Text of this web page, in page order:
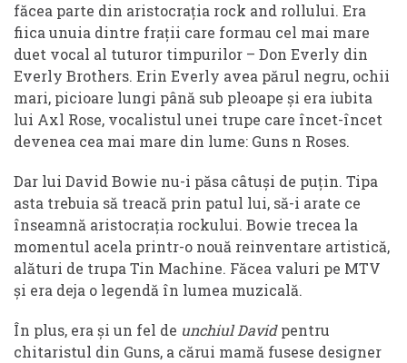
făcea parte din aristocrația rock and rollului. Era
fiica unuia dintre frații care formau cel mai mare
duet vocal al tuturor timpurilor – Don Everly din
Everly Brothers. Erin Everly avea părul negru, ochii
mari, picioare lungi până sub pleoape și era iubita
lui Axl Rose, vocalistul unei trupe care încet-încet
devenea cea mai mare din lume: Guns n Roses.
Dar lui David Bowie nu-i păsa câtuși de puțin. Tipa
asta trebuia să treacă prin patul lui, să-i arate ce
înseamnă aristocrația rockului. Bowie trecea la
momentul acela printr-o nouă reinventare artistică,
alături de trupa Tin Machine. Făcea valuri pe MTV
și era deja o legendă în lumea muzicală.
În plus, era și un fel de unchiul Davidpentru
chitaristul din Guns, a cărui mamă fusese designer